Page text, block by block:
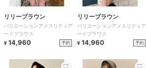
リリーブラウン
バリエーションアメスリティア
ードブラウス
¥ 14,960 予約
リリーブラウン
バリエーションアメスリティア
ードブラウス
¥ 14,960 予約